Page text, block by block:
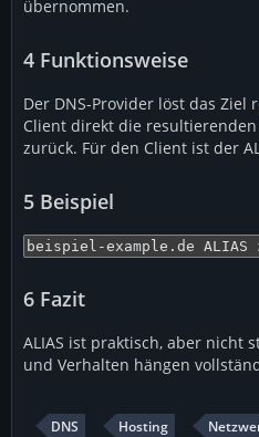
übernommen.
4 Funktionsweise
Der DNS-Provider löst das
Client direkt die resultierenden
zurück. Für den Client ist der
5 Beispiel
beispiel-example.de
6 Fazit
ALIAS ist praktisch, aber nicht
und Verhalten hängen
DNS Hosting